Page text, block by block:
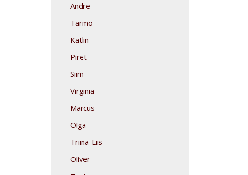
Andre
Tarmo
Kätlin
Piret
Siim
Virginia
Marcus
Olga
Triina-Liis
Oliver